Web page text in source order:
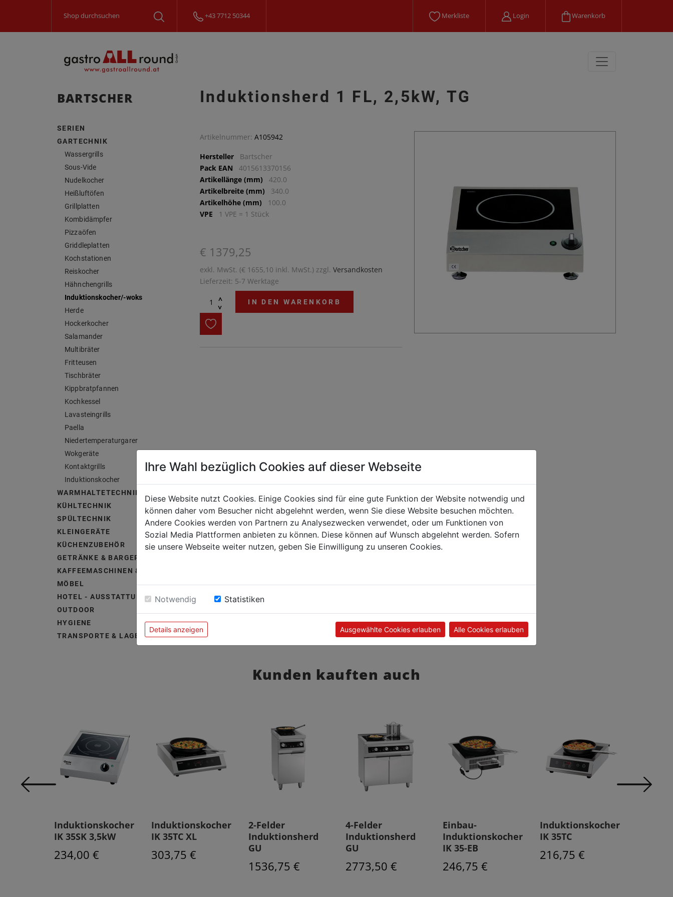
+43 7712 50344 Merkliste Login Warenkorb
BARTSCHER
SERIEN
GARTECHNIK
Wassergrills
Sous-Vide
Nudelkocher
Heißluftöfen
Grillplatten
Kombidämpfer
Pizzaöfen
Griddleplatten
Kochstationen
Reiskocher
Hähnchengrills
Induktionskocher/-woks
Herde
Hockerkocher
Salamander
Multibräter
Fritteusen
Tischbräter
Kippbratpfannen
Kochkessel
Lavasteingrills
Paella
Niedertemperaturgarer
Wokgeräte
Kontaktgrills
Induktionskocher
WARMHALTETECHNIK
KÜHLTECHNIK
SPÜLTECHNIK
KLEINGERÄTE
KÜCHENZUBEHÖR
GETRÄNKE & BARGERÄTE
KAFFEEMASCHINEN & ZUBEHÖR
MÖBEL
HOTEL - AUSSTATTUNG &
OUTDOOR
HYGIENE
TRANSPORTE & LAGERUNG
Induktionsherd 1 FL, 2,5kW, TG
Artikelnummer: A105942
Hersteller
Bartscher
Pack EAN
4015613370156
Artikellänge (mm)
420.0
Artikelbreite (mm)
340.0
Artikelhöhe (mm)
100.0
VPE
1 VPE = 1 Stück
€ 1379,25
exkl. MwSt. (€ 1655,10 inkl. MwSt.) zzgl. Versandkosten
Lieferzeit: 5-7 Werktage
^
^
IN DEN WARENKORB
Kunden kauften auch
Induktionskocher
IK 35SK 3,5kW
234,00 €
Induktionskocher
IK 35TC XL
303,75 €
2-Felder
Induktionsherd
GU
1536,75 €
4-Felder
Induktionsherd
GU
2773,50 €
Einbau-
Induktionskocher
IK 35-EB
246,75 €
Induktionskocher
IK 35TC
216,75 €
Ihre Wahl bezüglich Cookies auf dieser Webseite
Diese Website nutzt Cookies. Einige Cookies sind für eine gute Funktion der Website notwendig und
können daher vom Besucher nicht abgelehnt werden, wenn Sie diese Website besuchen möchten.
Andere Cookies werden von Partnern zu Analysezwecken verwendet, oder um Funktionen von
Sozial Media Plattformen anbieten zu können. Diese können auf Wunsch abgelehnt werden. Sofern
sie unsere Webseite weiter nutzen, geben Sie Einwilligung zu unseren Cookies.
Notwendig Statistiken
Details anzeigen Ausgewählte Cookies erlauben Alle Cookies erlauben